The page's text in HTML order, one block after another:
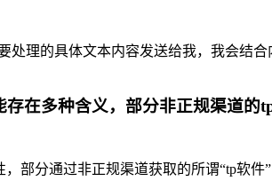
理的具体文本内容发送给我，我会结
在多种含义，部分非正规渠道
部分通过非正规渠道获取的所谓“tp软